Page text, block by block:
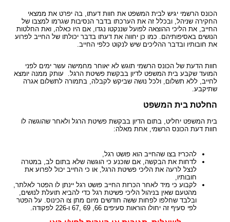
הכונס הרשמי יגיש לבית המשפט את חוות דעתו, בה יפרט את ממצאי
החקירה שניהל, ובכלל זה את הערכתו בדבר הנסיבות שגרמו למצבו של
החייב, את הליכי ההוצאה לפועל שננקטו נגדו, אם היו כאלה, ואת החלטות
הנושים באסיפותיהם. כמו כן יחווה את דעתו בדבר יכולתו של החייב לפרוע
את חובותיו ובדבר ההליכים שיש לנקוט כלפי החייב.
חוות הדעת של הכונס הרשמי תוגש לא יאוחר מחמישה עשר ימים לפני
המועד שקבע בית המשפט לדיון בבקשת פשיטת הרגל. עותק ממנה יומצא
לחייב, ללא תשלום, ולכל נושה שביקש לקבלה, בתמורה לתשלום אגרה
שתיקבע.
החלטת בית המשפט
בית המשפט יחליט, בתום הדיון בבקשת פשיטת הרגל ולאחר שהוגשה לו
חוות דעת הכונס הרשמי, אחת מאלה:
להכריז בצו שהחייב הוא פושט רגל,
לדחות את הבקשה, אם שוכנע כי הוגשה שלא בתום לב, במטרה
לנצל לרעה את הליכי פשיטת הרגל, או כי החייב יכול לפרוע את
חובותיו,
לקבוע כי מיד לאחר הכרזת החייב פושט רגל יינתן לו הפטר לאלתר,
מהטעם שאין בניהול הליכי פשיטת רגל כדי להביא תועלת לנושים,
ובלבד שחלפו לפחות ששה חודשים מיום מתן צו הכינוס. על הפטר
לפי סעיף זה יחולו הוראות סעיפים 66, 69 ,67 ו-226 לפקודה.